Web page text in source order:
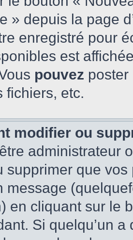
» depuis la page
enregistré pour
est
pouvez
fichiers, etc.
modifier ou
administrateur
supprimer que
message
en cliquant sur le
Si quelqu’un